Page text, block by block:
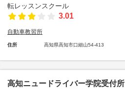
3.01
自動車教習所
住所 高知県高知市口細山54-413
高知ニュードライバー学院受付所